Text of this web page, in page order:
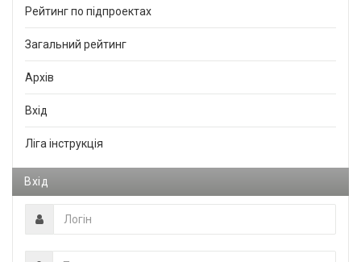
Рейтинг по підпроектах
Загальний рейтинг
Архів
Вхід
Ліга інструкція
Вхід